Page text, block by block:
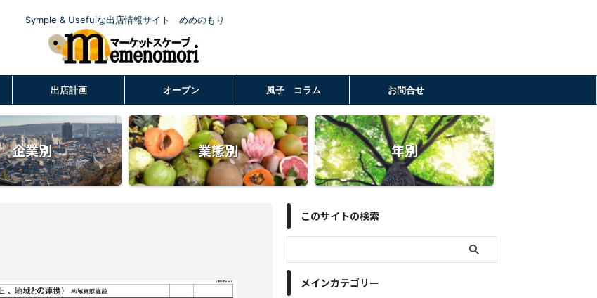
Symple & Usefulな出店情報サイト めめのもり
出店計画 オープン 風子 コラム お問合せ
企業別 業態別 年別
このサイトの検索
メインカテゴリー